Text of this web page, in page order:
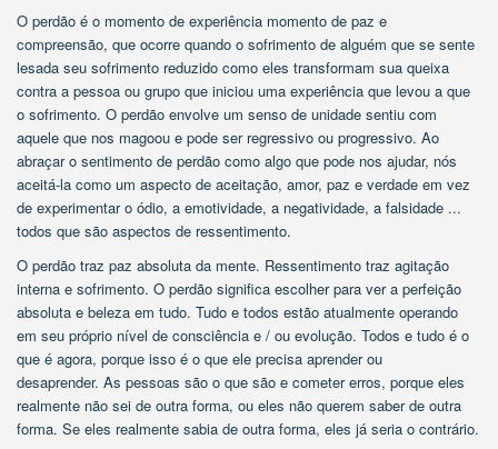
O perdão é o momento de experiência momento de paz e
compreensão, que ocorre quando o sofrimento de alguém que se sente
lesada seu sofrimento reduzido como eles transformam sua queixa
contra a pessoa ou grupo que iniciou uma experiência que levou a que
o sofrimento. O perdão envolve um senso de unidade sentiu com
aquele que nos magoou e pode ser regressivo ou progressivo. Ao
abraçar o sentimento de perdão como algo que pode nos ajudar, nós
aceitá-la como um aspecto de aceitação, amor, paz e verdade em vez
de experimentar o ódio, a emotividade, a negatividade, a falsidade ...
todos que são aspectos de ressentimento.
O perdão traz paz absoluta da mente. Ressentimento traz agitação
interna e sofrimento. O perdão significa escolher para ver a perfeição
absoluta e beleza em tudo. Tudo e todos estão atualmente operando
em seu próprio nível de consciência e / ou evolução. Todos e tudo é o
que é agora, porque isso é o que ele precisa aprender ou
desaprender. As pessoas são o que são e cometer erros, porque eles
realmente não sei de outra forma, ou eles não querem saber de outra
forma. Se eles realmente sabia de outra forma, eles já seria o contrário.